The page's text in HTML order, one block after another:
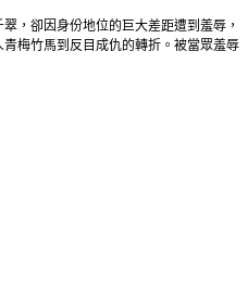
，卻因身份地位的巨大差距遭到羞辱，
梅竹馬到反目成仇的轉折。被當眾羞辱